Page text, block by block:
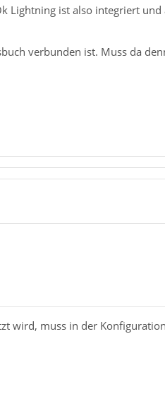
Lightning ist also integriert und
verbunden ist. Muss da
wird, muss in der